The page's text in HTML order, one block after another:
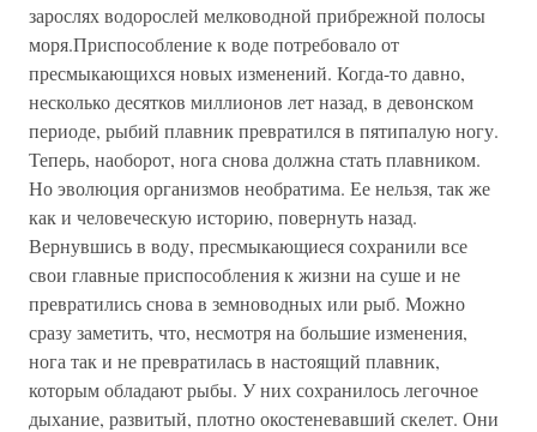
зарослях водорослей мелководной прибрежной полосы
моря.Приспособление к воде потребовало от
пресмыкающихся новых изменений. Когда-то давно,
несколько десятков миллионов лет назад, в девонском
периоде, рыбий плавник превратился в пятипалую ногу.
Теперь, наоборот, нога снова должна стать плавником.
Но эволюция организмов необратима. Ее нельзя, так же
как и человеческую историю, повернуть назад.
Вернувшись в воду, пресмыкающиеся сохранили все
свои главные приспособления к жизни на суше и не
превратились снова в земноводных или рыб. Можно
сразу заметить, что, несмотря на большие изменения,
нога так и не превратилась в настоящий плавник,
которым обладают рыбы. У них сохранилось легочное
дыхание, развитый, плотно окостеневавший скелет. Они